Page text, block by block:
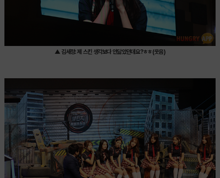
▲ 김세정: 제 스킨 생각보다 안닮았던데요?ㅎㅎ(웃음)